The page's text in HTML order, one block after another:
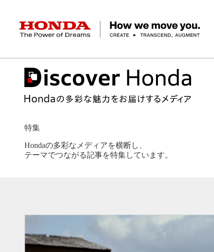
HONDA The Power of Dreams
企業情報 トップ
社長メッセージ 経営方針 会社概要 ヒストリー
事業 トップ
クルマ バイク パワープロダクツ マリン その他事
テクノロジー/イノベーション トップ
研究開発 テクノロジー デザイン オープンイノベーショ
サステナビリティ トップ
ESGレポート Honda Report 環境 社会
投資家情報 トップ
経営方針 IR資料室 財務・業績情報 株式・債券情報
ニュースルーム
ニュースルーム
Discover Honda
Discover Honda
特集
Hondaの多彩なメディアを横断し、
テーマでつながる記事を特集しています。